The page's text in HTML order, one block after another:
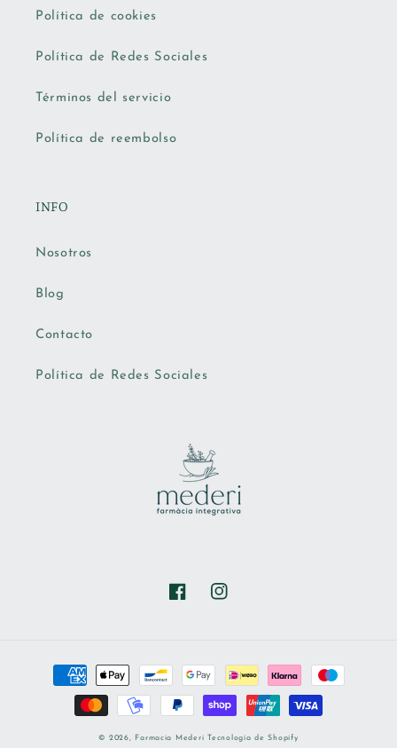
Política de cookies
Política de Redes Sociales
Términos del servicio
Política de reembolso
INFO
Nosotros
Blog
Contacto
Política de Redes Sociales
FacebookInstagram
Formas
© 2026, Farmacia Mederi Tecnología de Shopify